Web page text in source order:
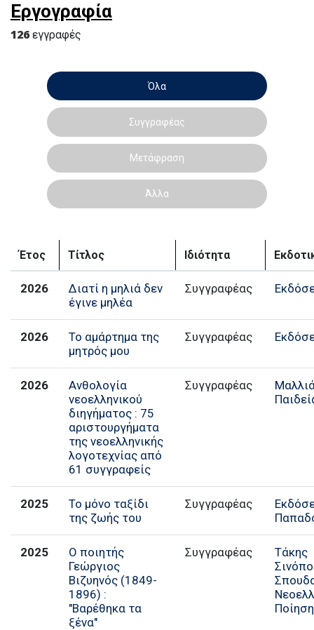
διάφορα έντυπα της εποχής και δεν συγκεντρώθηκαν σε τόμο
κατά τη διάρκεια της ζωής του. Από τα χειρόγραφά του
σώζονται κάποιες επιστολές και αρκετά ποιήματα.
Εργογραφία
126 εγγραφές
Όλα
Συγγραφέας
Μετάφραση
Άλλα
Έτος Τίτλος Ιδιότητα
2026
Διατί η μηλιά δεν
έγινε μηλέα
Συγγραφέας
2026
Το αμάρτημα της
μητρός μου
Συγγραφέας
2026
Ανθολογία
νεοελληνικού
διηγήματος : 75
αριστουργήματα
της νεοελληνικής
λογοτεχνίας από
61 συγγραφείς
Συγγραφέας
2025
Το μόνο ταξίδι
της ζωής του
Συγγραφέας
2025
Ο ποιητής
Γεώργιος
Βιζυηνός (1849-
1896) :
"Βαρέθηκα τα
ξένα"
Συγγραφέας
Τάκης